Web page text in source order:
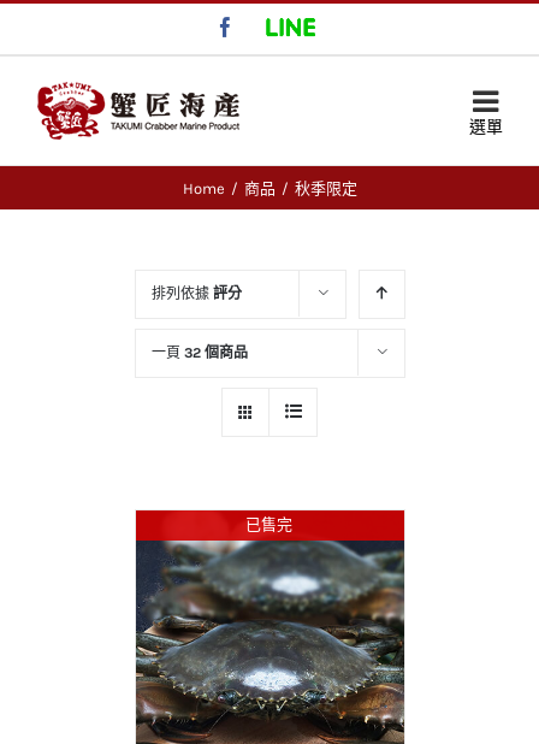
Facebook
LINE
Home / 商品 / 秋季限定
排列依據 評分
一頁 32 個商品
已售完